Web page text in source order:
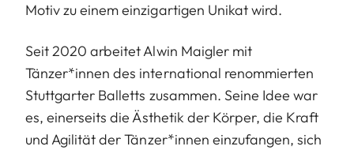
Motiv zu einem einzigartigen Unikat wird.
Seit 2020 arbeitet Alwin Maigler mit
Tänzer*innen des international renommierten
Stuttgarter Balletts zusammen. Seine Idee war
es, einerseits die Ästhetik der Körper, die Kraft
und Agilität der Tänzer*innen einzufangen, sich